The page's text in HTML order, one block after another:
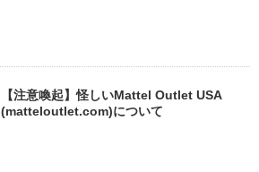
【注意喚起】怪しいMattel Outlet USA
(matteloutlet.com)について